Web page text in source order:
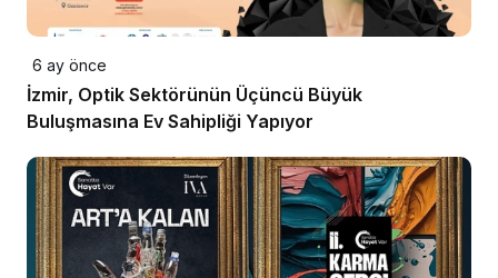
6 ay önce
İzmir, Optik Sektörünün Üçüncü Büyük
Buluşmasına Ev Sahipliği Yapıyor